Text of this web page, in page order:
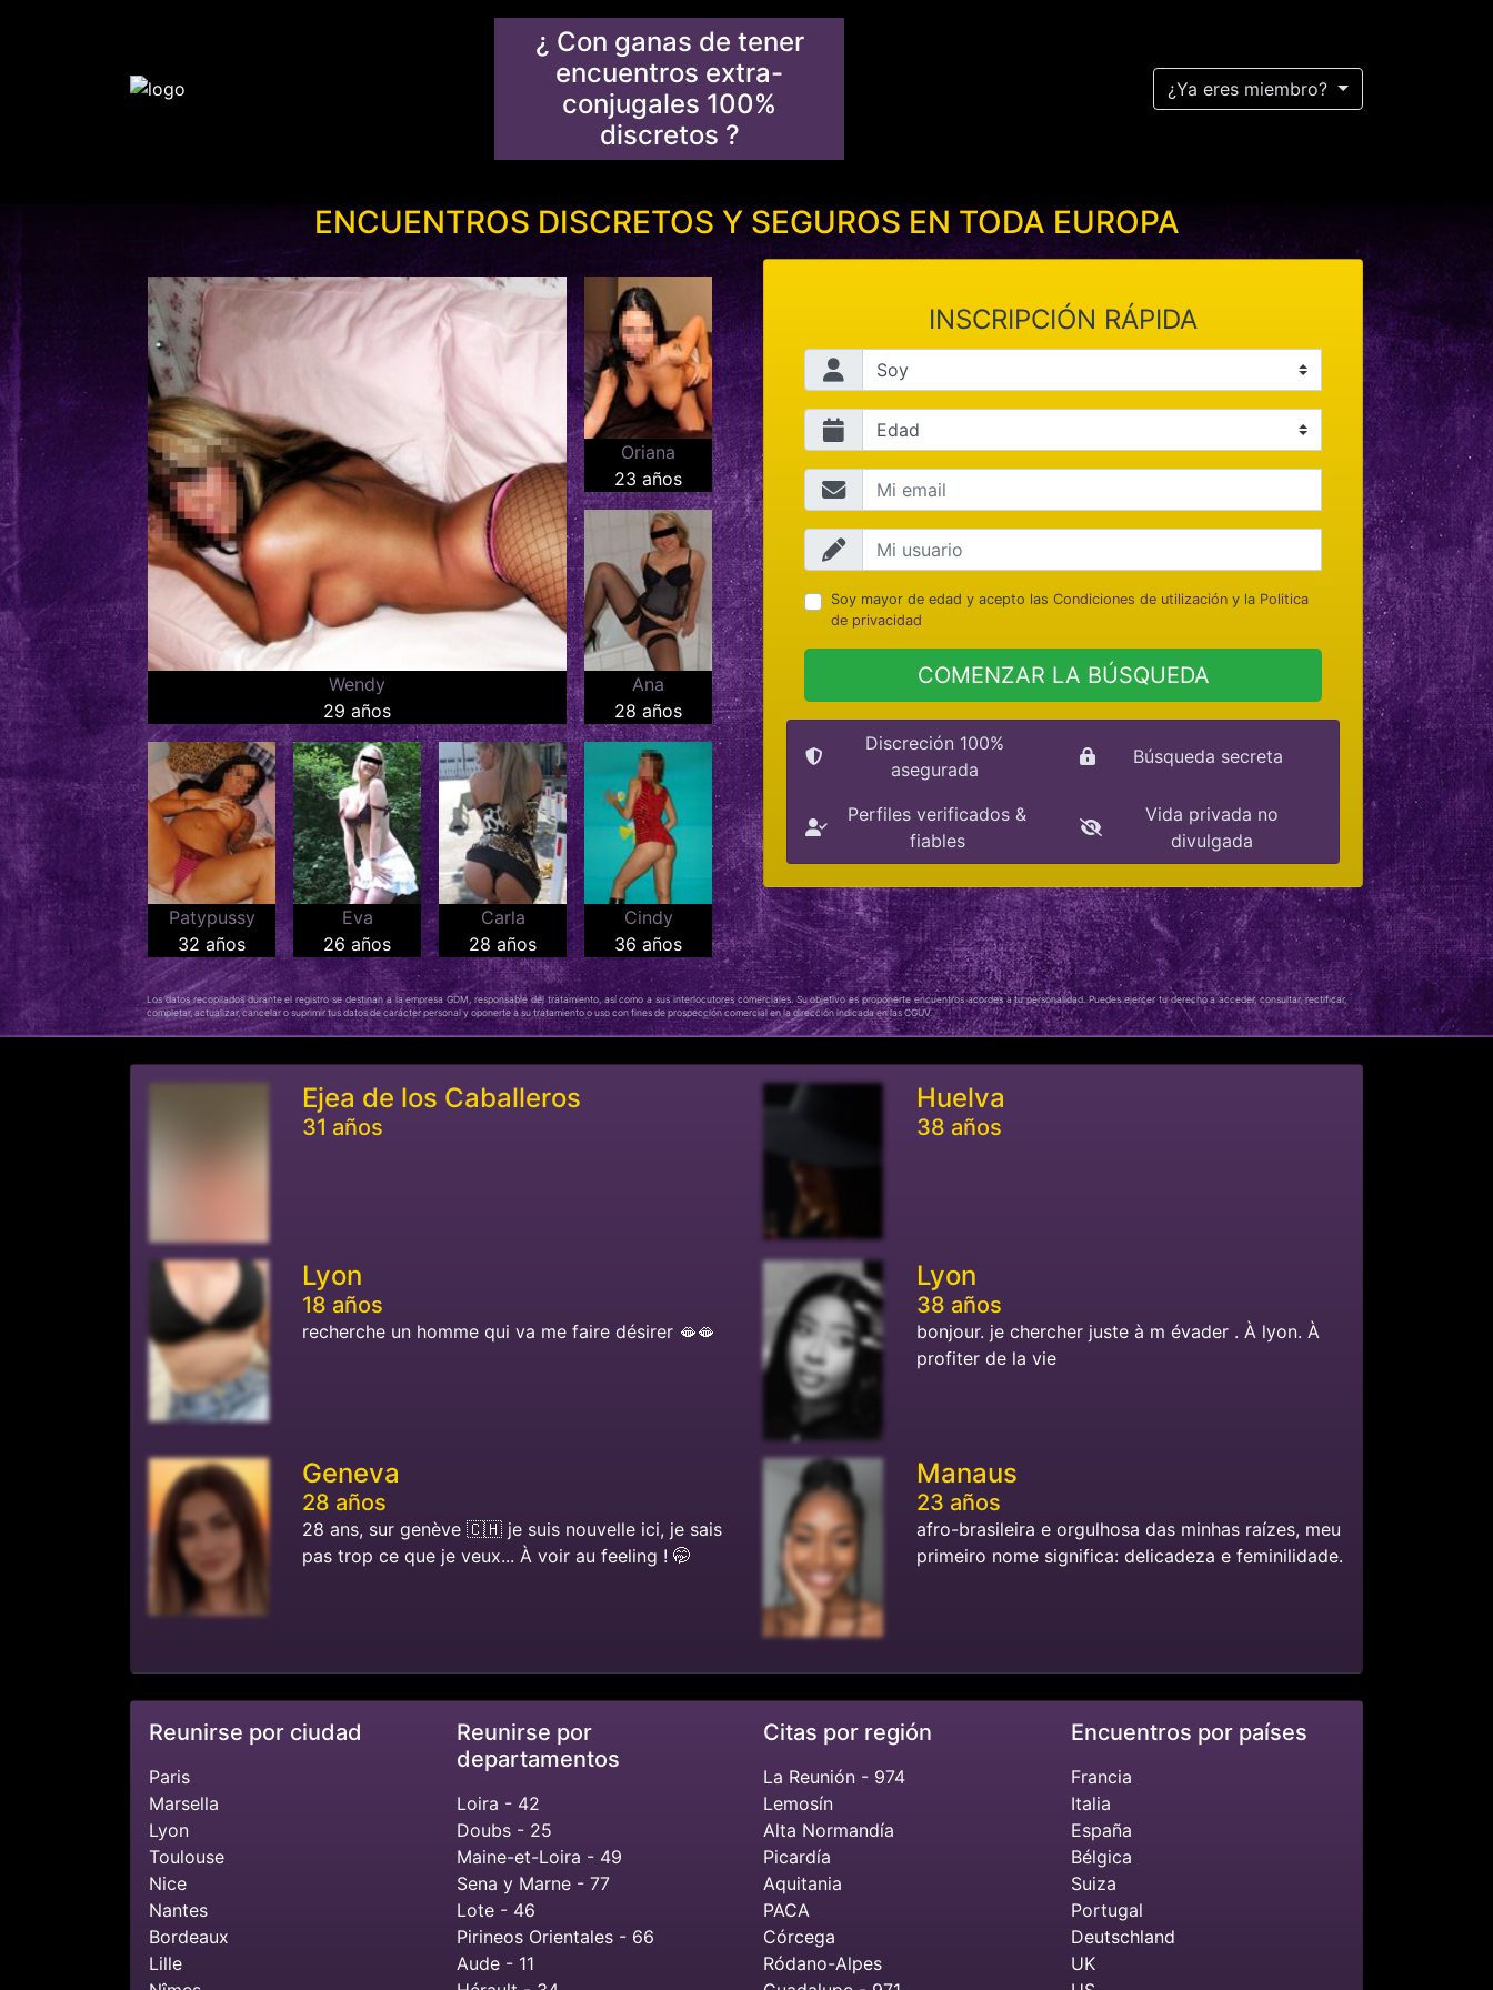
¿ Con ganas de tener
encuentros extra-
conjugales 100%
discretos ?
¿Ya eres miembro?
ENCUENTROS DISCRETOS Y SEGUROS EN TODA EUROPA
Wendy
29 años
Oriana
23 años
Ana
28 años
Patypussy
32 años
Eva
26 años
Carla
28 años
Cindy
36 años
INSCRIPCIÓN RÁPIDA
Soy mayor de edad y acepto las Condiciones de utilización y la Politica
de privacidad
COMENZAR LA BÚSQUEDA
Discreción 100%
asegurada
Búsqueda secreta
Perfiles verificados &
fiables
Vida privada no
divulgada
Los datos recopilados durante el registro se destinan a la empresa GDM, responsable del tratamiento, así como a sus interlocutores comerciales. Su objetivo es proponerte encuentros acordes a tu personalidad. Puedes ejercer tu derecho a acceder, consultar, rectificar,
completar, actualizar, cancelar o suprimir tus datos de carácter personal y oponerte a su tratamiento o uso con fines de prospección comercial en la dirección indicada en las CGUV.
Ejea de los Caballeros
31 años
Huelva
38 años
Lyon
18 años
recherche un homme qui va me faire désirer 🫦🫦
Lyon
38 años
bonjour. je chercher juste à m évader . À lyon. À
profiter de la vie
Geneva
28 años
28 ans, sur genève 🇨🇭 je suis nouvelle ici, je sais
pas trop ce que je veux... À voir au feeling ! 🤭
Manaus
23 años
afro-brasileira e orgulhosa das minhas raízes, meu
primeiro nome significa: delicadeza e feminilidade.
Reunirse por ciudad
Paris
Marsella
Lyon
Toulouse
Nice
Nantes
Bordeaux
Lille
Reunirse por
departamentos
Loira - 42
Doubs - 25
Maine-et-Loira - 49
Sena y Marne - 77
Lote - 46
Pirineos Orientales - 66
Aude - 11
Citas por región
La Reunión - 974
Lemosín
Alta Normandía
Picardía
Aquitania
PACA
Córcega
Ródano-Alpes
Encuentros por países
Francia
Italia
España
Bélgica
Suiza
Portugal
Deutschland
UK